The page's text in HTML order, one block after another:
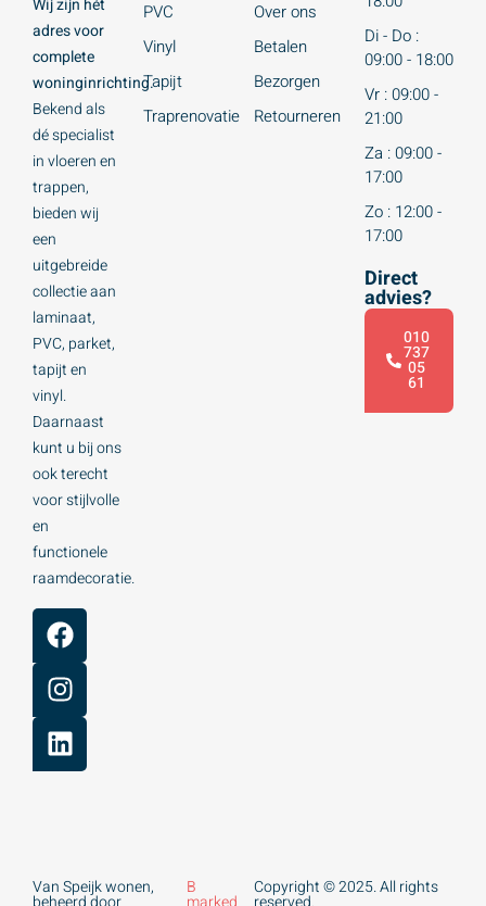
Wij zijn hét
adres voor
complete
woninginrichting.
Bekend als
dé specialist
in vloeren en
trappen,
bieden wij
een
uitgebreide
collectie aan
laminaat,
PVC, parket,
tapijt en
vinyl.
Daarnaast
kunt u bij ons
ook terecht
voor stijlvolle
en
functionele
raamdecoratie.
PVC
Vinyl
Tapijt
Traprenovatie
Over ons
Betalen
Bezorgen
Retourneren
Di - Do :
09:00 - 18:00
Vr : 09:00 -
21:00
Za : 09:00 -
17:00
Zo : 12:00 -
17:00
Direct
advies?
010
737
05
61
Van Speijk wonen, B Copyright © 2025. All rights